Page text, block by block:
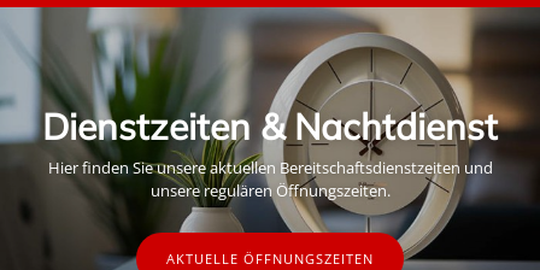
Dienstzeiten & Nachtdienst
Hier finden Sie unsere aktuellen Bereitschaftsdienstzeiten und
unsere regulären Öffnungszeiten.
AKTUELLE ÖFFNUNGSZEITEN